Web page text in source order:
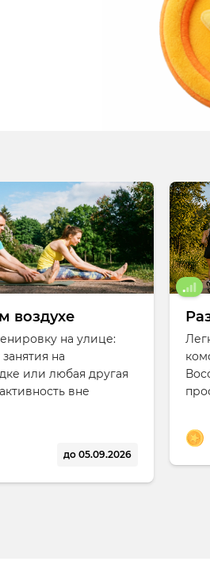
воздухе
на улице:
занятия на
или любая другая
вне
до 05.09.2026